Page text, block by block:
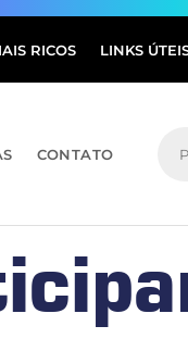
RICOS LINKS
CONTATO